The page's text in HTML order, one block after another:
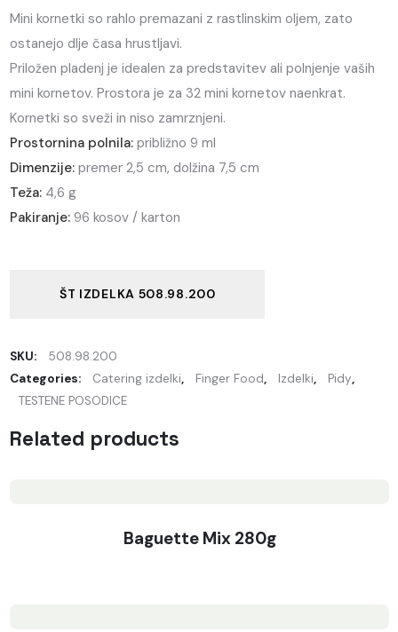
Mini kornetki so rahlo premazani z rastlinskim oljem, zato
ostanejo dlje časa hrustljavi.
Priložen pladenj je idealen za predstavitev ali polnjenje vaših
mini kornetov. Prostora je za 32 mini kornetov naenkrat.
Kornetki so sveži in niso zamrznjeni.
Prostornina polnila: približno 9 ml
Dimenzije: premer 2,5 cm, dolžina 7,5 cm
Teža: 4,6 g
Pakiranje: 96 kosov / karton
ŠT IZDELKA 508.98.200
SKU:
508.98.200
Categories:
Catering izdelki, Finger Food, Izdelki, Pidy,
TESTENE POSODICE
Related products
Baguette Mix 280g